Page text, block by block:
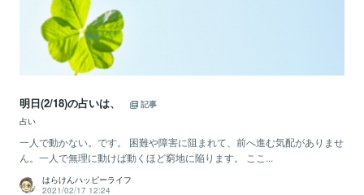
明日(2/18)の占いは、
記事
占い
一人で動かない。です。 困難や障害に阻まれて、前へ進む気配がありませ
ん。一人で無理に動けば動くほど窮地に陥ります。 ここ...
はらけんハッピーライフ
2021/02/17 12:24